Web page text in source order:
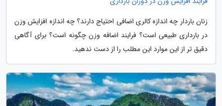
زنان باردار چه اندازه کالری اضافی احتیاج دارند؟ چه اندازه افزایش وزن
در بارداری طبیعی است؟ فرایند اضافه وزن چگونه است؟ برای آگاهی
دقیق تر از این موارد این مطلب را از دست ندهید.